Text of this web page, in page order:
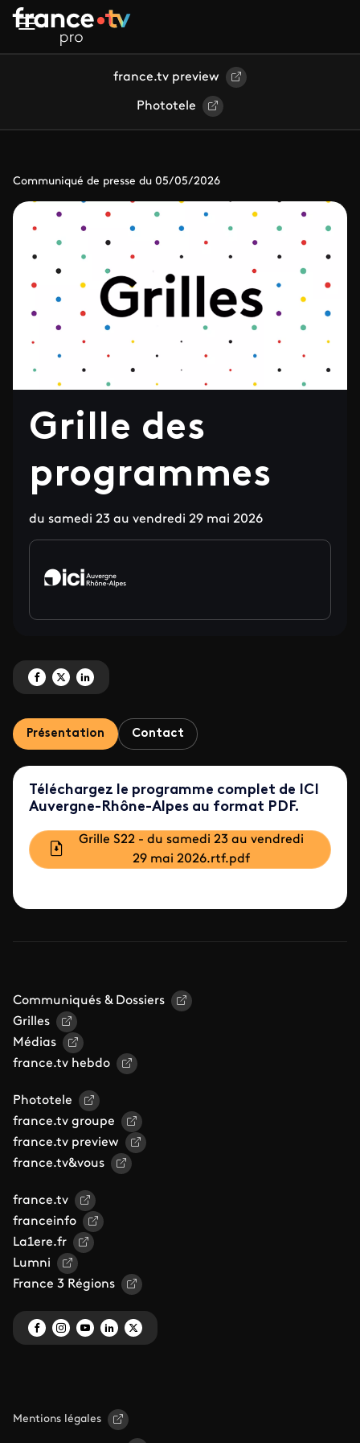
Aller au contenu principal
france.tv preview
Phototele
Communiqué de presse du 05/05/2026
Grille des
programmes
du samedi 23 au vendredi 29 mai 2026
Partagez 'Grille des programmes ' sur Facebook
Partagez 'Grille des programmes ' sur X
Partagez 'Grille des programmes ' sur LinkedIn
Présentation Contact
Téléchargez le programme complet de ICI
Auvergne-Rhône-Alpes au format PDF.
DocumentGrille S22 - du samedi 23 au vendredi
29 mai 2026.rtf.pdf
Communiqués & Dossiers
Grilles
Médias
france.tv hebdo
Phototele
france.tv groupe
france.tv preview
france.tv&vous
france.tv
franceinfo
La1ere.fr
Lumni
France 3 Régions
Mentions légales